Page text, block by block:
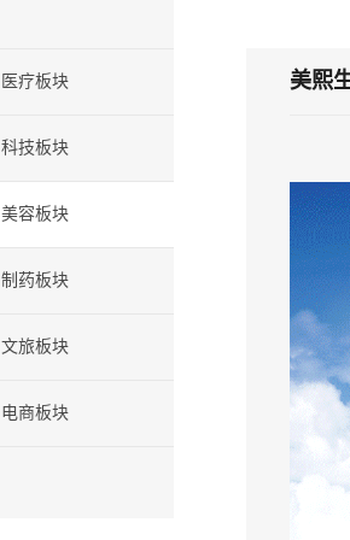
医疗板块
科技板块
美容板块
制药板块
文旅板块
电商板块
美熙